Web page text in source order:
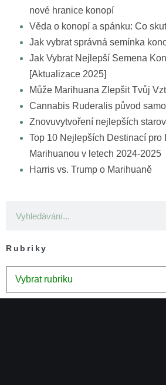
nové hranice konopí
Věda o konopí a spánku: Co
Jak vybrat správná semínka
Jak Vybrat Nejlepší Semena
[Aktualizace 2025]
Může Marihuana Zlepšit Tvůj
Cannabis Ruderalis původ
Znovuvytvoření nejlepších
Top 10 Nejlepších Destinací pro
Marihuanou v letech 2024-2025
Harris vs. Trump o Marihuaně
Rubriky